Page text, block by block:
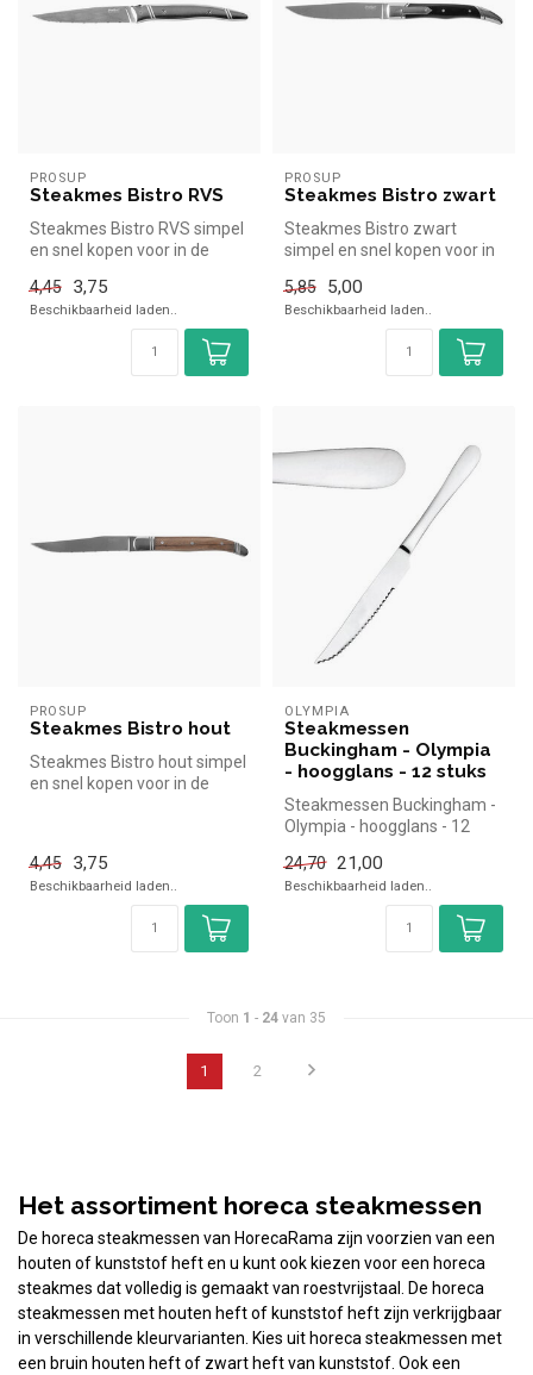
PROSUP
Steakmes Bistro RVS
Steakmes Bistro RVS simpel
en snel kopen voor in de
4,45
3,75
Beschikbaarheid laden..
PROSUP
Steakmes Bistro zwart
Steakmes Bistro zwart
simpel en snel kopen voor in
bek...
5,85 5,00
Beschikbaarheid laden..
PROSUP
Steakmes Bistro hout
Steakmes Bistro hout simpel
en snel kopen voor in de
4,45 3,75
Beschikbaarheid laden..
OLYMPIA
Steakmessen
Buckingham - Olympia
- hoogglans - 12 stuks
Steakmessen Buckingham -
Olympia - hoogglans - 12
v...
24,70 21,00
Beschikbaarheid laden..
Toon 1 - 24 van 35
1 2
Het assortiment horeca steakmessen
De horeca steakmessen van HorecaRama zijn voorzien van een
houten of kunststof heft en u kunt ook kiezen voor een horeca
steakmes dat volledig is gemaakt van roestvrijstaal. De horeca
steakmessen met houten heft of kunststof heft zijn verkrijgbaar
in verschillende kleurvarianten. Kies uit horeca steakmessen met
een bruin houten heft of zwart heft van kunststof. Ook een